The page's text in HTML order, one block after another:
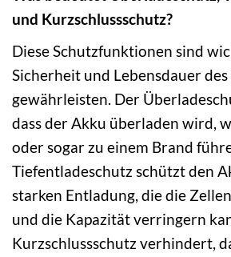
und Kurzschlussschutz?
Diese Schutzfunktionen sind
Sicherheit und Lebensdauer des
gewährleisten. Der
dass der Akku überladen wird,
oder sogar zu einem Brand
Tiefentladeschutz schützt den
starken Entladung, die die
und die Kapazität verringern
Kurzschlussschutz verhindert,